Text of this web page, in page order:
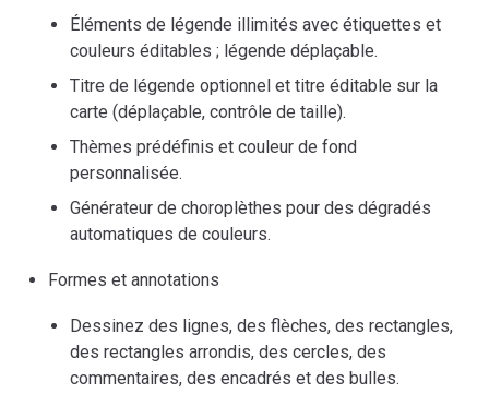
Éléments de légende illimités avec étiquettes et
couleurs éditables ; légende déplaçable.
Titre de légende optionnel et titre éditable sur la
carte (déplaçable, contrôle de taille).
Thèmes prédéfinis et couleur de fond
personnalisée.
Générateur de choroplèthes pour des dégradés
automatiques de couleurs.
Formes et annotations
Dessinez des lignes, des flèches, des rectangles,
des rectangles arrondis, des cercles, des
commentaires, des encadrés et des bulles.